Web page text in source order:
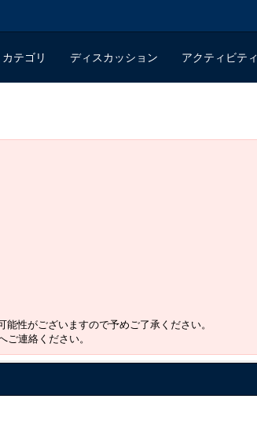
カテゴリ ディスカッション アクティビティ
性がございますので予めご了承ください。
連絡ください。